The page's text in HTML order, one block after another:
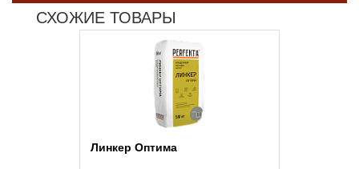
СХОЖИЕ ТОВАРЫ
Линкер Оптима